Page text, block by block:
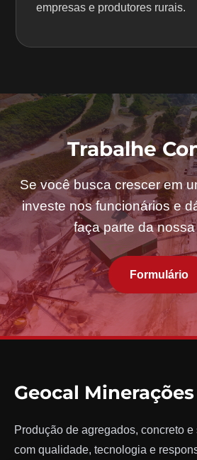
empresas e produtores rurais.
Trabalhe
Se você busca crescer em
investe nos funcionários e
faça parte da
Formulário
Geocal Minerações
Produção de agregados, concreto
com qualidade, tecnologia e